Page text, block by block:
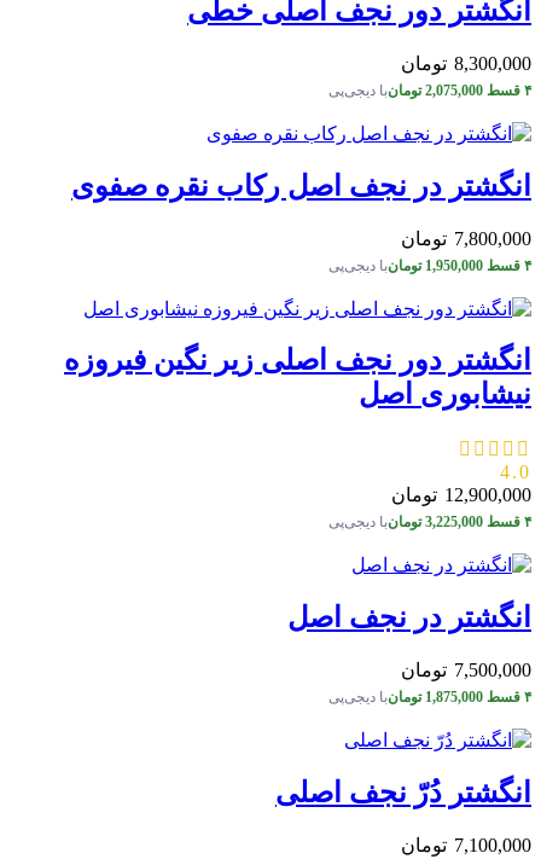
انگشتر دور نجف اصلی خطی
8,300,000 تومان
۴ قسط 2,075,000 تومانبا دیجی‌پی
انگشتر در نجف اصل رکاب نقره صفوی
7,800,000 تومان
۴ قسط 1,950,000 تومانبا دیجی‌پی
انگشتر دور نجف اصلی زیر نگین فیروزه
نیشابوری اصل
4.0
12,900,000 تومان
۴ قسط 3,225,000 تومانبا دیجی‌پی
انگشتر در نجف اصل
7,500,000 تومان
۴ قسط 1,875,000 تومانبا دیجی‌پی
انگشتر دُرّ نجف اصلی
7,100,000 تومان